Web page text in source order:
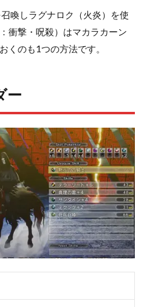
喚しラグナロク（火炎）を使
衝撃・呪殺）はマカラカーン
くのも1つの方法です。
ー